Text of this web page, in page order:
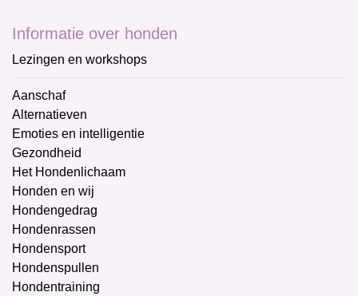
Informatie over honden
Lezingen en workshops
Aanschaf
Alternatieven
Emoties en intelligentie
Gezondheid
Het Hondenlichaam
Honden en wij
Hondengedrag
Hondenrassen
Hondensport
Hondenspullen
Hondentraining